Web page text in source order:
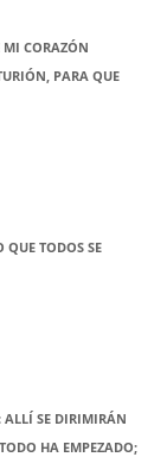
MI CORAZÓN
PARA QUE
TODOS SE
SE DIRIMIRÁN
HA EMPEZADO;